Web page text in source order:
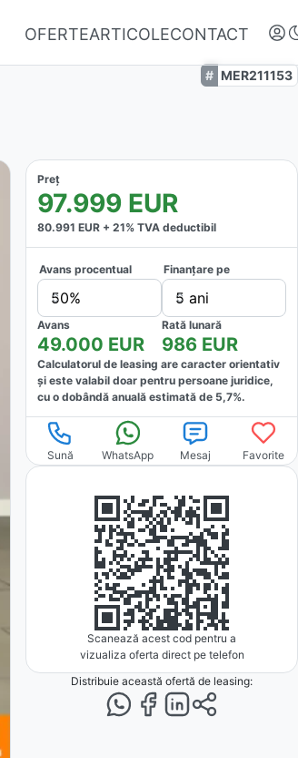
OFERTEARTICOLECONTACT
Autentifică-te
Nu ai oferte favorite
MER211153
Preț
97.999 EUR
80.991 EUR + 21% TVA deductibil
Avans procentual
50%
Finanțare pe
5 ani
Avans
49.000 EUR
Rată lunară
986 EUR
Calculatorul de leasing are caracter orientativ
și este valabil doar pentru persoane juridice,
cu o dobândă anuală estimată de 5,7%.
Sună WhatsApp Mesaj Favorite
Scanează acest cod pentru a
vizualiza oferta direct pe telefon
Distribuie această ofertă de leasing: